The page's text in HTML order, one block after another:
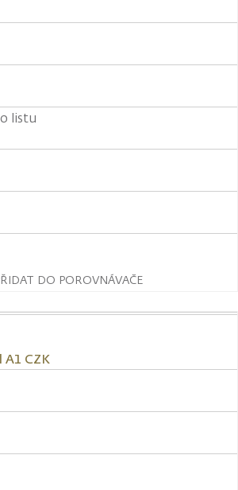
listu
DO POROVNÁVAČE
A1 CZK